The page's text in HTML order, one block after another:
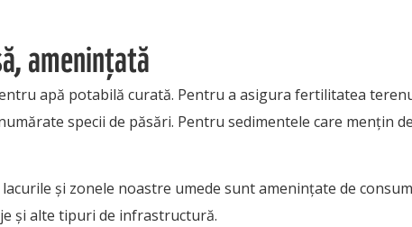
amenințată
apă potabilă curată. Pentru a asigura fertilitatea
specii de păsări. Pentru sedimentele care mențin
și zonele noastre umede sunt amenințate de
și alte tipuri de infrastructură.